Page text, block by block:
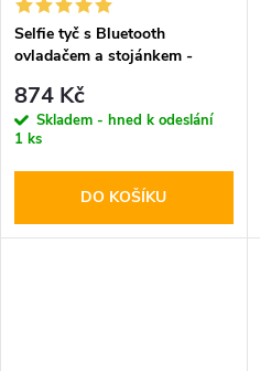
Selfie tyč s Bluetooth
ovladačem a stojánkem -
Stick Tripod Black
874 Kč
Skladem - hned k odeslání
1 ks
DO KOŠÍKU